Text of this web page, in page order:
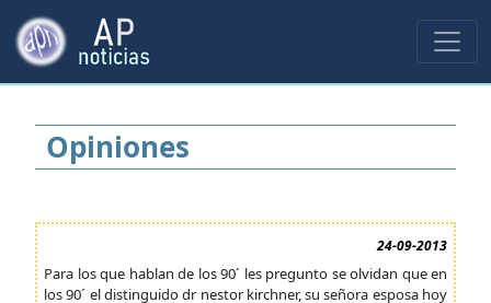
Opiniones
24-09-2013
Para los que hablan de los 90´ les pregunto se olvidan que en
los 90´ el distinguido dr nestor kirchner, su señora esposa hoy